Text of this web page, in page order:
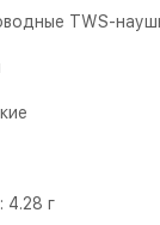
TWS-
4.28 г